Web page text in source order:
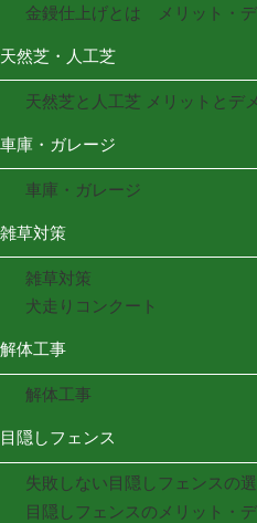
金鏝仕上げとは メリット・デ
天然芝・人工芝
天然芝と人工芝 メリットとデ
車庫・ガレージ
車庫・ガレージ
雑草対策
雑草対策
犬走りコンクート
解体工事
解体工事
目隠しフェンス
失敗しない目隠しフェンスの
目隠しフェンスのメリット・